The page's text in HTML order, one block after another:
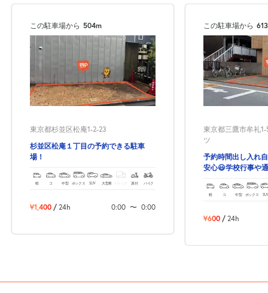
この駐車場から 504m
東京都杉並区松庵1-2-23
杉並区松庵１丁目の予約できる駐車
場！
軽 コ 中型 ボックス SUV 大型車 トラック 原付 バイク
¥1,400 / 24h 0:00 〜 0:00
この駐車場から
東京都三鷹市牟礼
ツ
予約時間出し入れ
安心😃学校行事や
軽 コ 中型 ボックス
¥600 / 24h